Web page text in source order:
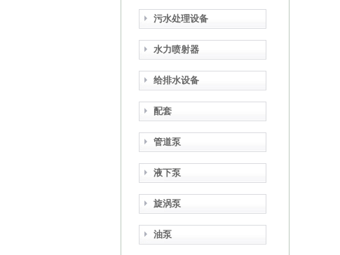
污水处理设备
水力喷射器
给排水设备
配套
管道泵
液下泵
旋涡泵
油泵